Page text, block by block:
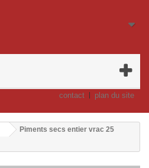
contact plan du site
Piments secs entier vrac 25